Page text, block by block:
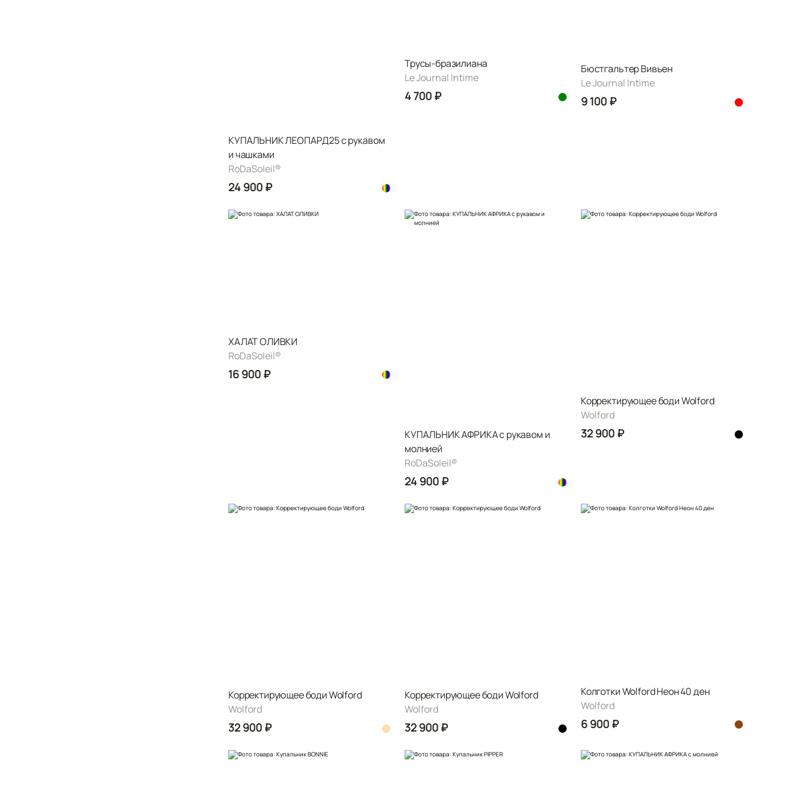
КУПАЛЬНИК ЛЕОПАРД25 с рукавом
и чашками
RoDaSoleil®️
24 900 ₽
Трусы-бразилиана
Le Journal Intime
4 700 ₽
Бюстгальтер Вивьен
Le Journal Intime
9 100 ₽
ХАЛАТ ОЛИВКИ
RoDaSoleil®️
16 900 ₽
КУПАЛЬНИК АФРИКА с рукавом и
молнией
RoDaSoleil®️
24 900 ₽
Корректирующее боди Wolford
Wolford
32 900 ₽
Корректирующее боди Wolford
Wolford
32 900 ₽
Корректирующее боди Wolford
Wolford
32 900 ₽
Колготки Wolford Неон 40 ден
Wolford
6 900 ₽